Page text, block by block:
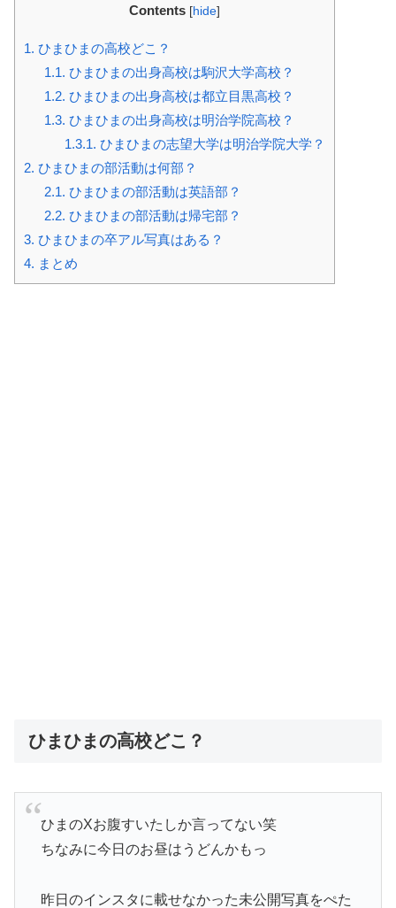
Contents [hide]
1. ひまひまの高校どこ？
1.1. ひまひまの出身高校は駒沢大学高校？
1.2. ひまひまの出身高校は都立目黒高校？
1.3. ひまひまの出身高校は明治学院高校？
1.3.1. ひまひまの志望大学は明治学院大学？
2. ひまひまの部活動は何部？
2.1. ひまひまの部活動は英語部？
2.2. ひまひまの部活動は帰宅部？
3. ひまひまの卒アル写真はある？
4. まとめ
ひまひまの高校どこ？
ひまのXお腹すいたしか言ってない笑
ちなみに今日のお昼はうどんかもっ
昨日のインスタに載せなかった未公開写真をぺた